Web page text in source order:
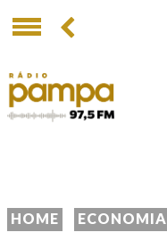
HOME ECONOMIA